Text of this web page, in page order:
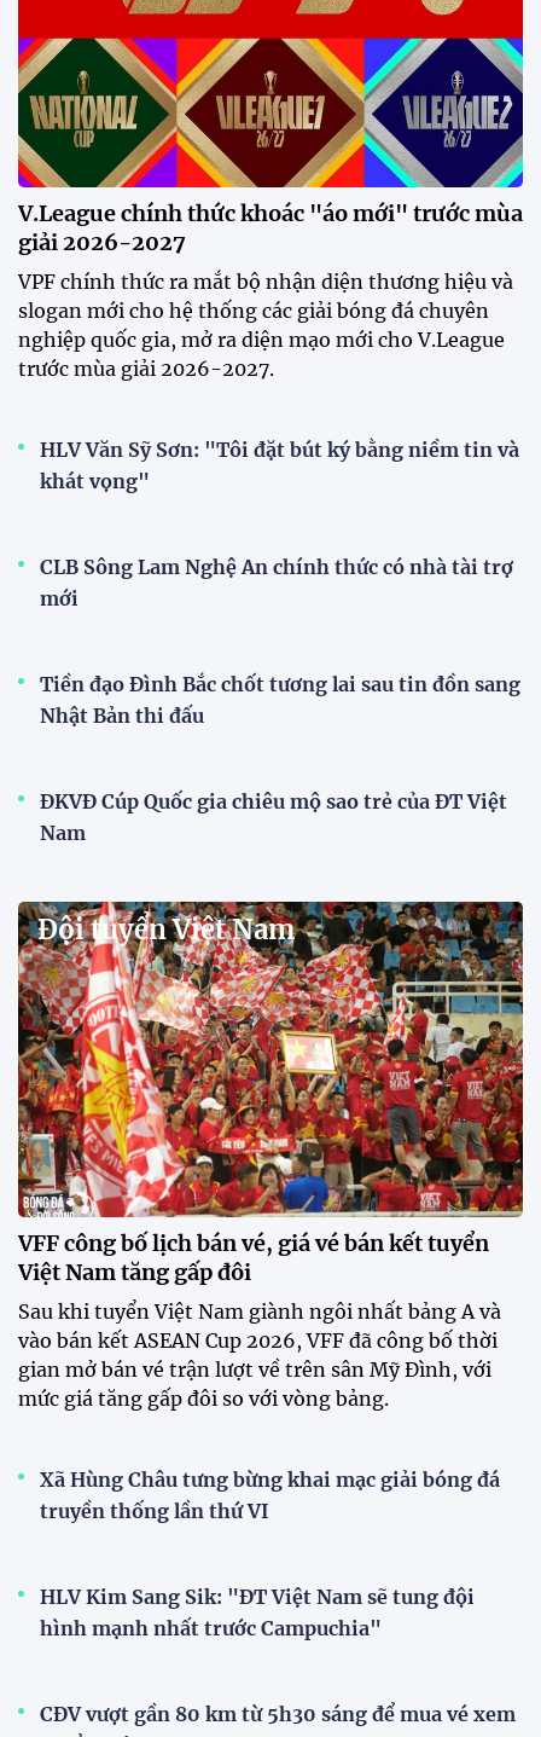
không đều hạnh phúc"
12:20 30/07/2026
Phóng viên Singapore bất ngờ
xuất hiện tại sân tập để theo dõi
sao nhập tịch tuyển Việt Nam
Đội tuyển Việt Nam chạm trán
Thái Lan tại Division 1 FIFA
dịch ASIAD 2026
Dàn sao U23 Việt Nam hội quân,
sẵn sàng chinh phục ASIAD
Singapore
11:22 28/07/2026
Mở bán vé trực tiếp trận sân
nhà đầu tiên của ĐT Việt Nam
tại ASEAN Cup 2026
17:17 27/07/2026
XSKT Đắk Lắk viết nên lịch sử
với chức vô địch VPL-S7
20:58 26/07/2026
Tài Lộc trở lại, ĐT Việt Nam
"khổ luyện" dưới nắng gắt tại
Hà Nội
XEM THÊM
V-League